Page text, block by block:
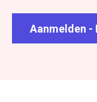
Aanmelden -